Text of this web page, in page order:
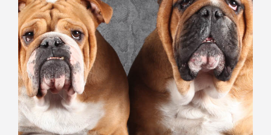
VERS LE SITE SCC.ASSO.FR